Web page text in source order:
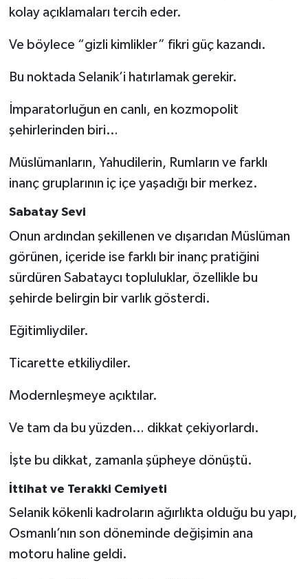
kolay açıklamaları tercih eder.
Ve böylece “gizli kimlikler” fikri güç kazandı.
Bu noktada Selanik’i hatırlamak gerekir.
İmparatorluğun en canlı, en kozmopolit
şehirlerinden biri…
Müslümanların, Yahudilerin, Rumların ve farklı
inanç gruplarının iç içe yaşadığı bir merkez.
Sabatay Sevi
Onun ardından şekillenen ve dışarıdan Müslüman
görünen, içeride ise farklı bir inanç pratiğini
sürdüren Sabataycı topluluklar, özellikle bu
şehirde belirgin bir varlık gösterdi.
Eğitimliydiler.
Ticarette etkiliydiler.
Modernleşmeye açıktılar.
Ve tam da bu yüzden… dikkat çekiyorlardı.
İşte bu dikkat, zamanla şüpheye dönüştü.
İttihat ve Terakki Cemiyeti
Selanik kökenli kadroların ağırlıkta olduğu bu yapı,
Osmanlı’nın son döneminde değişimin ana
motoru haline geldi.